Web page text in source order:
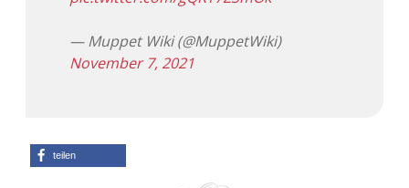
— Muppet Wiki (@MuppetWiki)
November 7, 2021
teilen